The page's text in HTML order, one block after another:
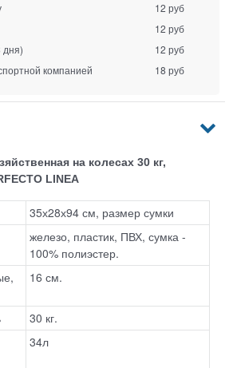
12 руб
12 руб
дня)
12 руб
компанией
18 руб
на колесах 30 кг,
LINEA
35х28х94 см, размер сумки
железо, пластик, ПВХ, сумка -
100% полиэстер.
16 см.
30 кг.
34л